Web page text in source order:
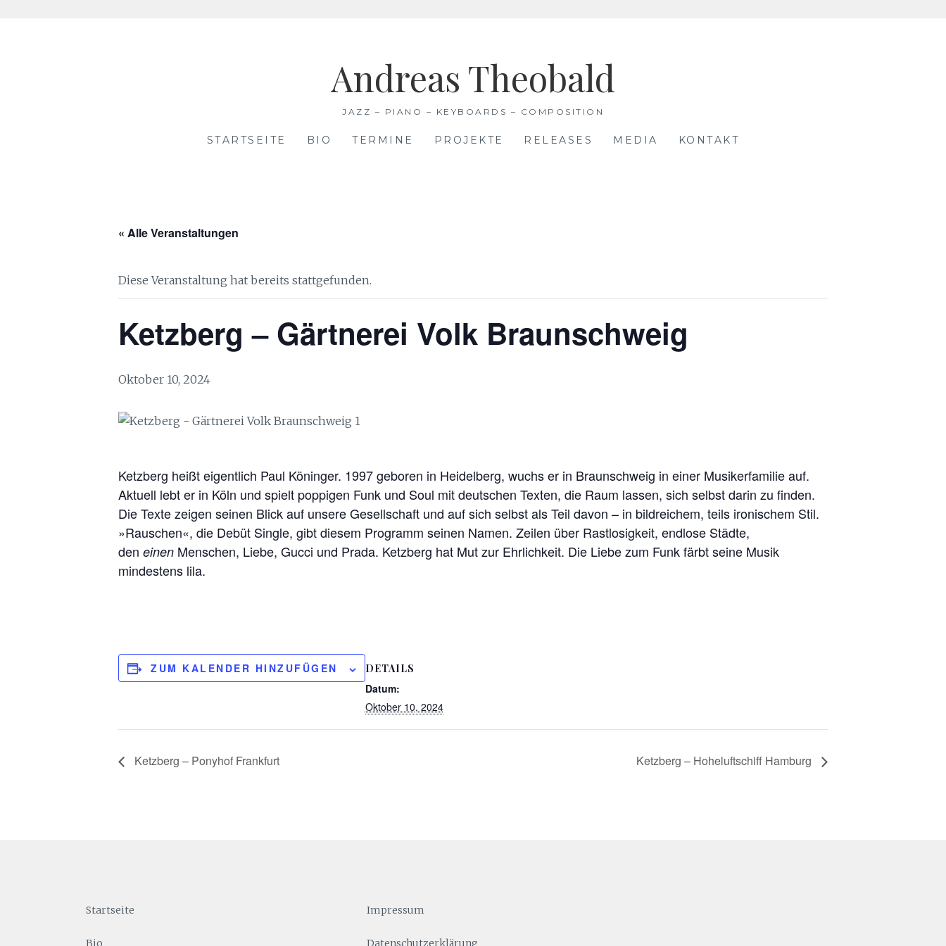
Andreas Theobald
JAZZ – PIANO – KEYBOARDS – COMPOSITION
STARTSEITE BIO TERMINE PROJEKTE RELEASES MEDIA KONTAKT
« Alle Veranstaltungen
Diese Veranstaltung hat bereits stattgefunden.
Ketzberg – Gärtnerei Volk Braunschweig
Oktober 10, 2024
Ketzberg heißt eigentlich Paul Köninger. 1997 geboren in Heidelberg, wuchs er in Braunschweig in einer Musikerfamilie auf.
Aktuell lebt er in Köln und spielt poppigen Funk und Soul mit deutschen Texten, die Raum lassen, sich selbst darin zu finden.
Die Texte zeigen seinen Blick auf unsere Gesellschaft und auf sich selbst als Teil davon – in bildreichem, teils ironischem Stil.
»Rauschen«, die Debüt Single, gibt diesem Programm seinen Namen. Zeilen über Rastlosigkeit, endlose Städte,
den einen Menschen, Liebe, Gucci und Prada. Ketzberg hat Mut zur Ehrlichkeit. Die Liebe zum Funk färbt seine Musik
mindestens lila.
ZUM KALENDER HINZUFÜGEN DETAILS
Datum:
Oktober 10, 2024
Ketzberg – Ponyhof Frankfurt Ketzberg – Hoheluftschiff Hamburg
Startseite
Bio
Impressum
Datenschutzerklärung